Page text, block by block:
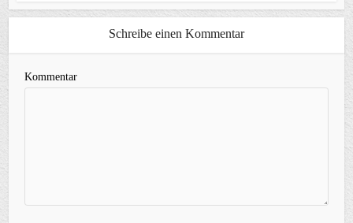
Schreibe einen Kommentar
Kommentar